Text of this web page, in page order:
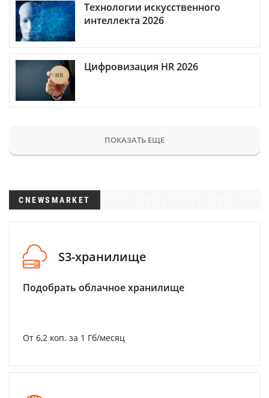
Технологии искусственного
интеллекта 2026
Цифровизация HR 2026
ПОКАЗАТЬ ЕЩЕ
CNEWSMARKET
S3-хранилище
Подобрать облачное хранилище
От 6,2 коп. за 1 Гб/месяц